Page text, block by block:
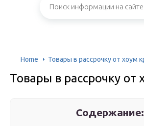
Home Товары в рассрочку от хоум
Товары в рассрочку от
Содержание: